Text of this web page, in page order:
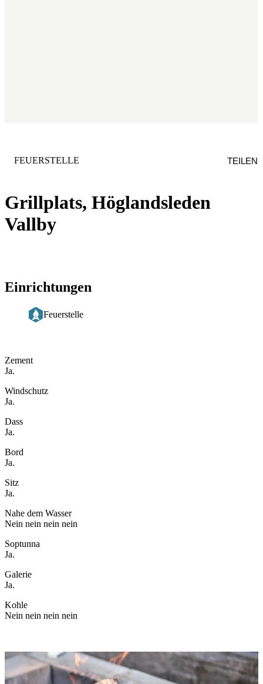
Grillplats, Höglandsleden
Vallby
KATEGORIE:
FEUERSTELLE TEILEN
Einrichtungen
Feuerstelle
Zement
Ja.
Windschutz
Ja.
Dass
Ja.
Bord
Ja.
Sitz
Ja.
Nahe dem Wasser
Nein nein nein nein
Soptunna
Ja.
Galerie
Ja.
Kohle
Nein nein nein nein
Bildergalerie